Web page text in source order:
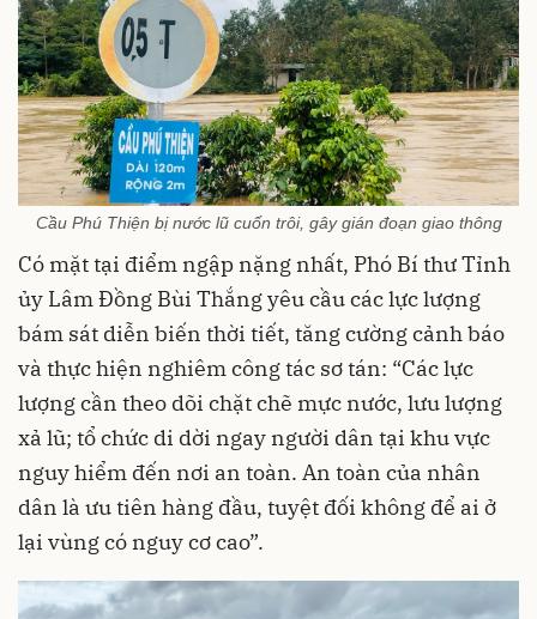
Cầu Phú Thiện bị nước lũ cuốn trôi, gây gián đoạn giao thông
Có mặt tại điểm ngập nặng nhất, Phó Bí thư Tỉnh
ủy Lâm Đồng Bùi Thắng yêu cầu các lực lượng
bám sát diễn biến thời tiết, tăng cường cảnh báo
và thực hiện nghiêm công tác sơ tán: “Các lực
lượng cần theo dõi chặt chẽ mực nước, lưu lượng
xả lũ; tổ chức di dời ngay người dân tại khu vực
nguy hiểm đến nơi an toàn. An toàn của nhân
dân là ưu tiên hàng đầu, tuyệt đối không để ai ở
lại vùng có nguy cơ cao”.